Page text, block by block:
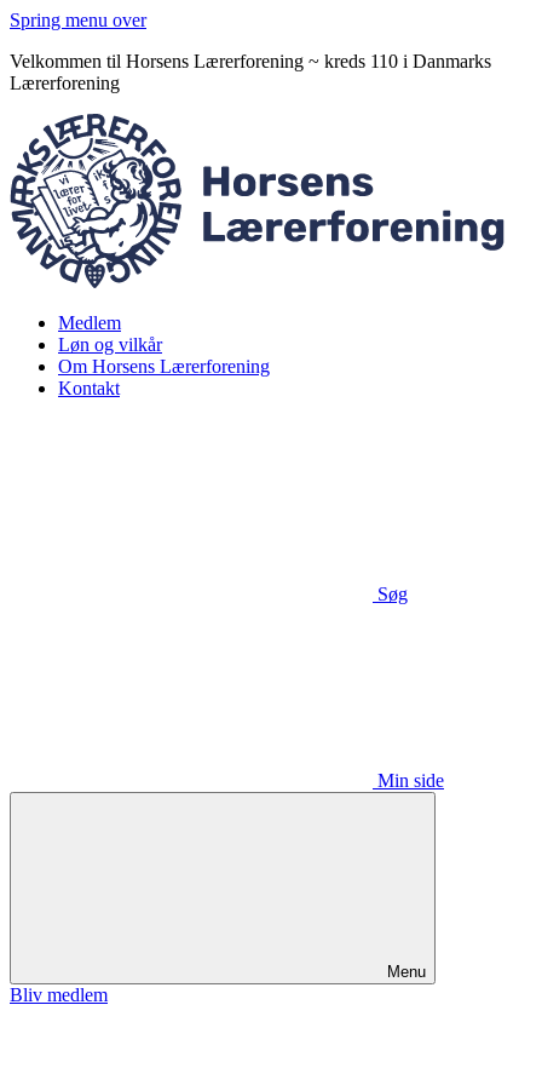
Spring menu over
Velkommen til Horsens Lærerforening ~ kreds 110 i Danmarks
Lærerforening
Medlem
Løn og vilkår
Om Horsens Lærerforening
Kontakt
Søg
Min side
Menu
Bliv medlem